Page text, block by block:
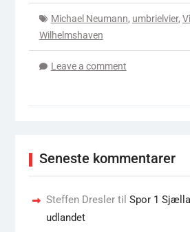
Michael Neumann, umbrielvier,
Wilhelmshaven
Leave a comment
Seneste kommentarer
Steffen Dreslertil Spor 1
udlandet